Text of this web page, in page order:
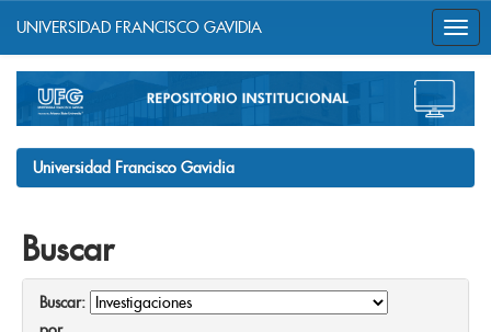
navigation
UNIVERSIDAD FRANCISCO GAVIDIA
Universidad Francisco Gavidia
Buscar
Buscar: